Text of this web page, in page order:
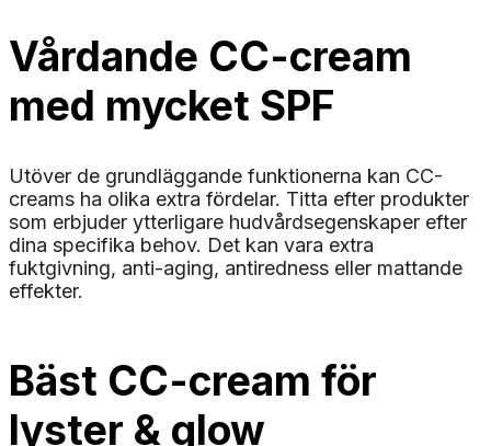
Vårdande CC-cream
med mycket SPF
Utöver de grundläggande funktionerna kan CC-
creams ha olika extra fördelar. Titta efter produkter
som erbjuder ytterligare hudvårdsegenskaper efter
dina specifika behov. Det kan vara extra
fuktgivning, anti-aging, antiredness eller mattande
effekter.
Bäst CC-cream för
lyster & glow